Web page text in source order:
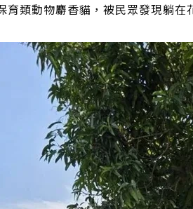
育類動物麝香貓，被民眾發現躺